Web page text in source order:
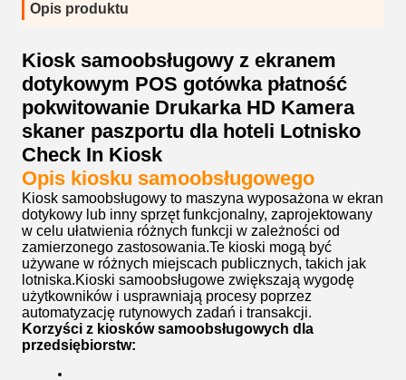
Opis produktu
Kiosk samoobsługowy z ekranem
dotykowym POS gotówka płatność
pokwitowanie Drukarka HD Kamera
skaner paszportu dla hoteli Lotnisko
Check In Kiosk
Opis kiosku samoobsługowego
Kiosk samoobsługowy to maszyna wyposażona w ekran
dotykowy lub inny sprzęt funkcjonalny, zaprojektowany
w celu ułatwienia różnych funkcji w zależności od
zamierzonego zastosowania.Te kioski mogą być
używane w różnych miejscach publicznych, takich jak
lotniska.Kioski samoobsługowe zwiększają wygodę
użytkowników i usprawniają procesy poprzez
automatyzację rutynowych zadań i transakcji.
Korzyści z kiosków samoobsługowych dla
przedsiębiorstw: